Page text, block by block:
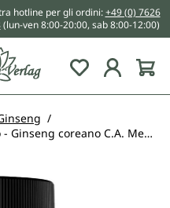
hotline per gli ordini:+49 (0) 7626
(lun-ven 8:00-20:00, sab 8:00-12:00)
You have 0
Estratto di Panax Ginseng rosso - Ginseng coreano C.A. Meyer - 480 mg per dose giornaliera (2 capsule) - 20% ginsenosidi - 100 capsule - di Unimedica